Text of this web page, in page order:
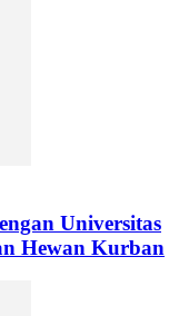
Universitas
Hewan Kurban